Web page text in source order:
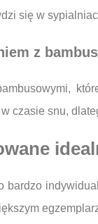
się w
z
czasie snu,
bardzo